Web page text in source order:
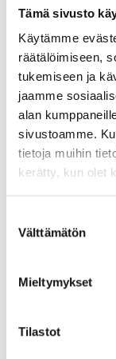
Tämä sivusto
Käytämme
räätälöimiseen,
tukemiseen ja
jaamme
alan
sivustoamme.
tietoja muihin
kerätty, kun olet
valinta
Välttämätön
Mieltymykset
Tilastot
Sähköposti
Yritys
Tutustu
Olen tutustunut
Uusi merkkisarja